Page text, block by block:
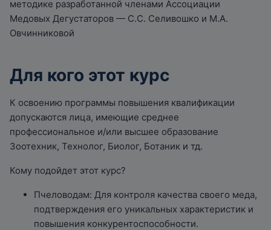
методике разработанной членами Ассоциации
Медовых Дегустаторов — С.С. Селивошко и М.А.
Овчинниковой
Для кого этот курс
К освоению программы повышения квалификации
допускаются лица, имеющие среднее
профессиональное и/или высшее образование
Зоотехник, Технолог, Биолог, Ботаник и тд.
Кому подойдет этот курс?
Пчеловодам: Для контроля качества своего меда,
подтверждения его уникальных характеристик и
повышения конкурентоспособности.